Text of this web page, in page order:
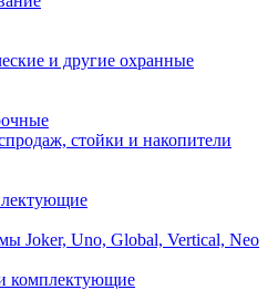
и другие охранные
стойки и накопители
Joker, Uno, Global, Vertical, Neo
комплектующие